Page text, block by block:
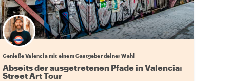
Wähle deinen Lieblingsgastgeber
Genieße Valencia mit einem Gastgeber deiner Wahl
Abseits der ausgetretenen Pfade in Valencia:
Street Art Tour